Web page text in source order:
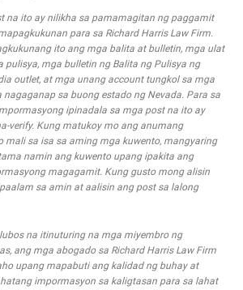
na ito ay nilikha sa pamamagitan ng paggamit
para sa Richard Harris Law Firm.
ito ang mga balita at bulletin, mga ulat
pulisya, mga bulletin ng Balita ng Pulisya ng
outlet, at mga unang account tungkol sa mga
nagaganap sa buong estado ng Nevada. Para sa
ipinadala sa mga post na ito ay
verify. Kung matukoy mo ang anumang
mali sa isa sa aming mga kuwento, mangyaring
namin ang kuwento upang ipakita ang
magagamit. Kung gusto mong alisin
sa amin at aalisin ang post sa lalong
na itinuturing na mga miyembro ng
ang mga abogado sa Richard Harris Law Firm
upang mapabuti ang kalidad ng buhay at
impormasyon sa kaligtasan para sa lahat